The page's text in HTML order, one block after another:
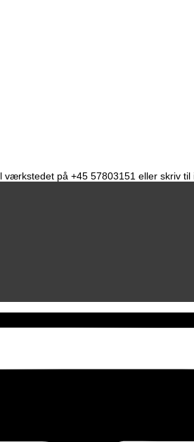
på +45 57803151 eller skriv til